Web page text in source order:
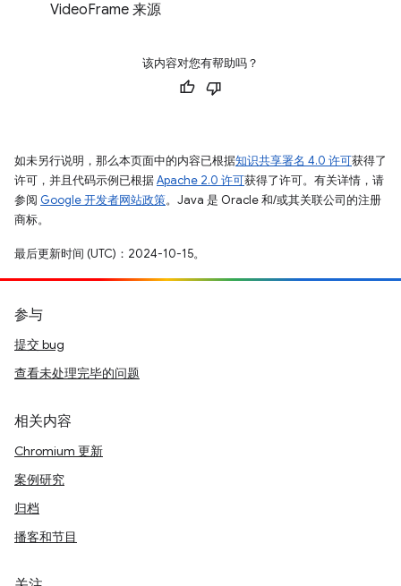
VideoFrame 来源
该内容对您有帮助吗？
如未另行说明，那么本页面中的内容已根据知识共享署名 4.0 许可获得了
许可，并且代码示例已根据Apache 2.0 许可获得了许可。有关详情，请
参阅 Google 开发者网站政策。Java 是 Oracle 和/或其关联公司的注册
商标。
最后更新时间 (UTC)：2024-10-15。
参与
提交 bug
查看未处理完毕的问题
相关内容
Chromium 更新
案例研究
归档
播客和节目